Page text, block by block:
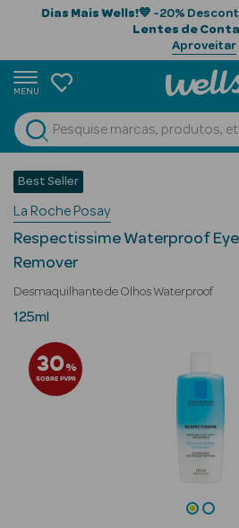
Dias Mais Wells!💙 -20%
Lentes de
Aproveitar
MENU
Ver Tudo
Beauty Season
Cabelo
Profissional
Beauty Season
Cosmética
Beauty Season
Cosmética
Luxo
Cosmética Rosto e Corpo
Desmaquilhantes
Best Seller
La Roche Posay
Respectissime Waterproof Eye
Remover
Desmaquilhante de Olhos Waterproof
125ml
30%
SOBRE PVPR